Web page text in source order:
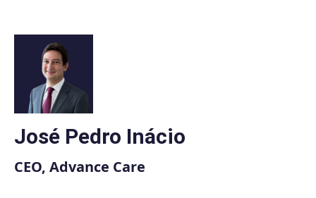
content
José Pedro Inácio
CEO, Advance Care